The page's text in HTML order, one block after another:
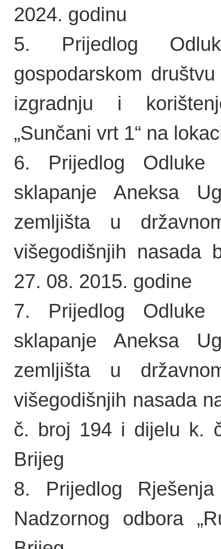
2024. godinu
5. Prijedlog
gospodarskom
izgradnju i
„Sunčani vrt 1“ na
6. Prijedlog
sklapanje Aneksa
zemljišta u
višegodišnjih nasada
27. 08. 2015. godine
7. Prijedlog
sklapanje Aneksa
zemljišta u
višegodišnjih nasada
č. broj 194 i dijelu k.
Brijeg
8. Prijedlog
Nadzornog odbora